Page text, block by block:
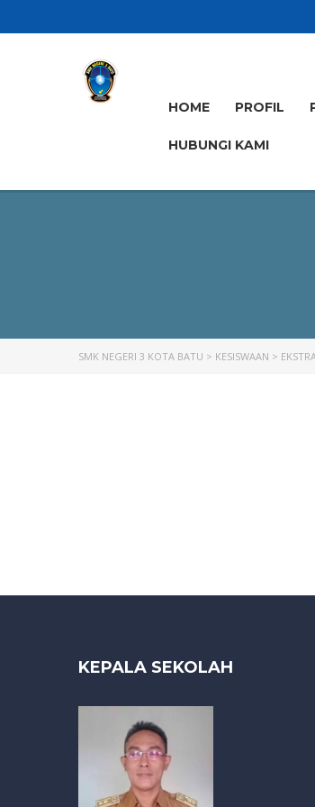
HOME PROFIL
HUBUNGI KAMI
SMK NEGERI 3 KOTA BATU > KESISWAAN >
KEPALA SEKOLAH